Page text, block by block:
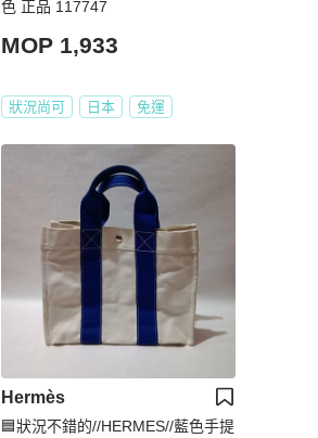
色 正品 117747
MOP 1,933
狀況尚可 日本 免運
Hermès
🟦狀況不錯的//HERMES//藍色手提